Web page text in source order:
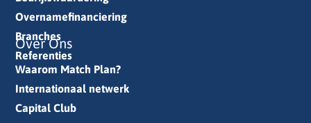
Overnamefinanciering
Branches
Referenties
Over Ons
Waarom Match Plan?
Internationaal netwerk
Capital Club